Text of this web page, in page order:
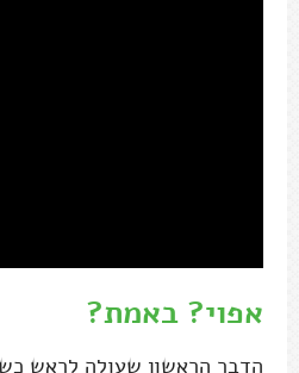
אפוי? באמת?
הדבר הראשון שעולה לראש